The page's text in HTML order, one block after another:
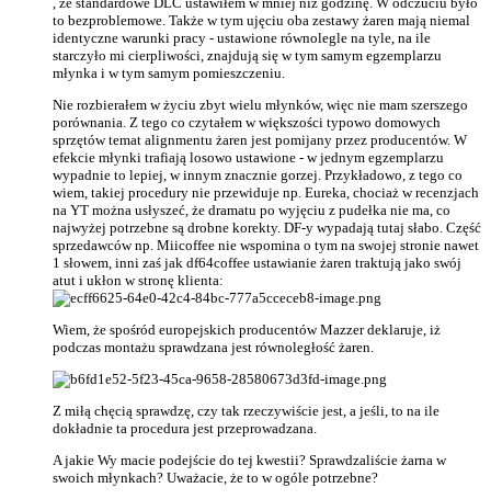
to bezproblemowe. Także w tym ujęciu oba zestawy żaren mają niemal
identyczne warunki pracy - ustawione równolegle na tyle, na ile
starczyło mi cierpliwości, znajdują się w tym samym egzemplarzu
młynka i w tym samym pomieszczeniu.
Nie rozbierałem w życiu zbyt wielu młynków, więc nie mam szerszego
porównania. Z tego co czytałem w większości typowo domowych
sprzętów temat alignmentu żaren jest pomijany przez producentów. W
efekcie młynki trafiają losowo ustawione - w jednym egzemplarzu
wypadnie to lepiej, w innym znacznie gorzej. Przykładowo, z tego co
wiem, takiej procedury nie przewiduje np. Eureka, chociaż w recenzjach
na YT można usłyszeć, że dramatu po wyjęciu z pudełka nie ma, co
najwyżej potrzebne są drobne korekty. DF-y wypadają tutaj słabo. Część
sprzedawców np. Miicoffee nie wspomina o tym na swojej stronie nawet
1 słowem, inni zaś jak df64coffee ustawianie żaren traktują jako swój
atut i ukłon w stronę klienta:
Wiem, że spośród europejskich producentów Mazzer deklaruje, iż
podczas montażu sprawdzana jest równoległość żaren.
Z miłą chęcią sprawdzę, czy tak rzeczywiście jest, a jeśli, to na ile
dokładnie ta procedura jest przeprowadzana.
A jakie Wy macie podejście do tej kwestii? Sprawdzaliście żarna w
swoich młynkach? Uważacie, że to w ogóle potrzebne?